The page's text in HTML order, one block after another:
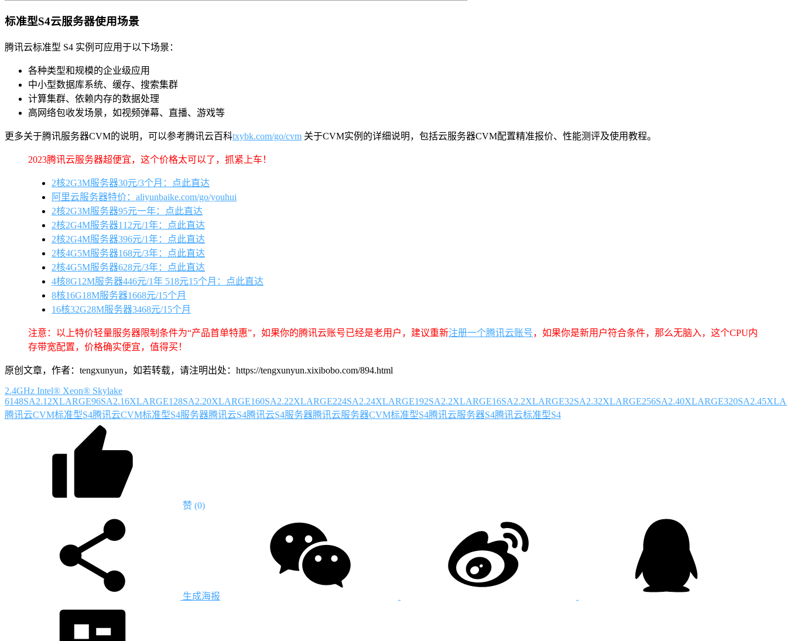
标准型S4云服务器使用场景
腾讯云标准型 S4 实例可应用于以下场景：
各种类型和规模的企业级应用
中小型数据库系统、缓存、搜索集群
计算集群、依赖内存的数据处理
高网络包收发场景，如视频弹幕、直播、游戏等
更多关于腾讯服务器CVM的说明，可以参考腾讯云百科txybk.com/go/cvm 关于CVM实例的详细说明，包括云服务器CVM配置精准报价、性能测评及使用教程。
2023腾讯云服务器超便宜，这个价格太可以了，抓紧上车！
2核2G3M服务器30元/3个月：点此直达
阿里云服务器特价：aliyunbaike.com/go/youhui
2核2G3M服务器95元一年：点此直达
2核2G4M服务器112元/1年：点此直达
2核2G4M服务器396元/1年：点此直达
2核4G5M服务器168元/3年：点此直达
2核4G5M服务器628元/3年：点此直达
4核8G12M服务器446元/1年 518元15个月：点此直达
8核16G18M服务器1668元/15个月
16核32G28M服务器3468元/15个月
注意：以上特价轻量服务器限制条件为“产品首单特惠”，如果你的腾讯云账号已经是老用户，建议重新注册一个腾讯云账号，如果你是新用户符合条件，那么无脑入，这个CPU内
存带宽配置，价格确实便宜，值得买！
原创文章，作者：tengxunyun，如若转载，请注明出处：https://tengxunyun.xixibobo.com/894.html
2.4GHz Intel® Xeon® Skylake
6148SA2.12XLARGE96SA2.16XLARGE128SA2.20XLARGE160SA2.22XLARGE224SA2.24XLARGE192SA2.2XLARGE16SA2.2XLARGE32SA2.32XLARGE256SA2.40XLARGE320
腾讯云CVM标准型S4腾讯云CVM标准型S4服务器腾讯云S4腾讯云S4服务器腾讯云服务器CVM标准型S4腾讯云服务器S4腾讯云标准型S4
赞 (0)
生成海报